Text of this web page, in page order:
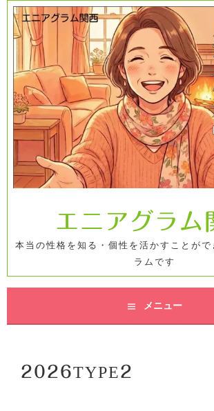
コ
ン
テ
ツ
へ
ス
キ
ッ
エニアグラム
本当の性格を知る・個性を活かすことが
ラムです
メニュー
2026TYPE2